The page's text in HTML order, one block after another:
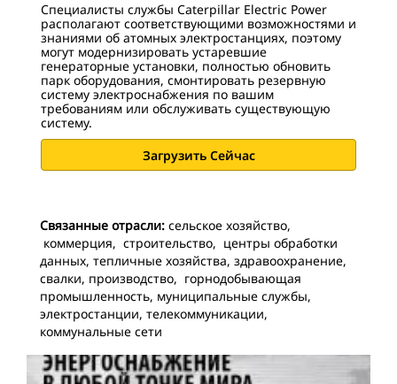
Специалисты службы Caterpillar Electric Power
располагают соответствующими возможностями и
знаниями об атомных электростанциях, поэтому
могут модернизировать устаревшие
генераторные установки, полностью обновить
парк оборудования, смонтировать резервную
систему электроснабжения по вашим
требованиям или обслуживать существующую
систему.
Загрузить Сейчас
Связанные отрасли: сельское хозяйство,
коммерция, строительство, центры обработки
данных, тепличные хозяйства, здравоохранение,
свалки, производство, горнодобывающая
промышленность, муниципальные службы,
электростанции, телекоммуникации,
коммунальные сети